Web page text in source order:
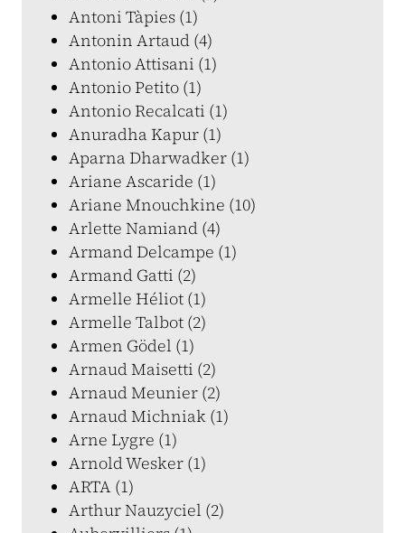
Antoni Tàpies (1)
Antonin Artaud (4)
Antonio Attisani (1)
Antonio Petito (1)
Antonio Recalcati (1)
Anuradha Kapur (1)
Aparna Dharwadker (1)
Ariane Ascaride (1)
Ariane Mnouchkine (10)
Arlette Namiand (4)
Armand Delcampe (1)
Armand Gatti (2)
Armelle Héliot (1)
Armelle Talbot (2)
Armen Gödel (1)
Arnaud Maisetti (2)
Arnaud Meunier (2)
Arnaud Michniak (1)
Arne Lygre (1)
Arnold Wesker (1)
ARTA (1)
Arthur Nauzyciel (2)